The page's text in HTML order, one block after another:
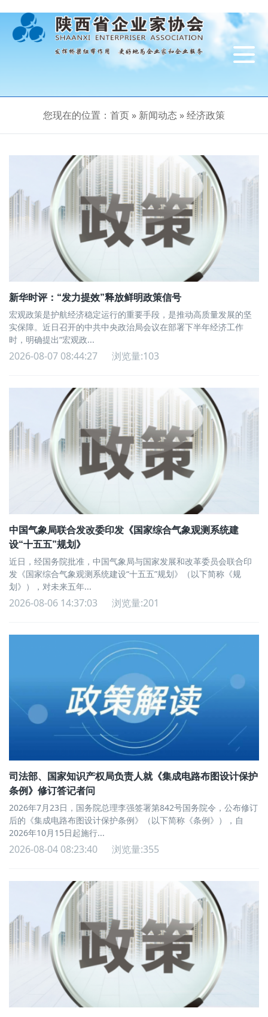
导
航
您现在的位置： 首页 » 新闻动态 »经济政策
新华时评：“发力提效”释放鲜明政策信号
宏观政策是护航经济稳定运行的重要手段，是推动高质量发展的坚
实保障。近日召开的中共中央政治局会议在部署下半年经济工作
时，明确提出“宏观政...
2026-08-07 08:44:27 浏览量:103
中国气象局联合发改委印发《国家综合气象观测系统建
设“十五五”规划》
近日，经国务院批准，中国气象局与国家发展和改革委员会联合印
发《国家综合气象观测系统建设“十五五”规划》（以下简称《规
划》），对未来五年...
2026-08-06 14:37:03 浏览量:201
司法部、国家知识产权局负责人就《集成电路布图设计保护
条例》修订答记者问
2026年7月23日，国务院总理李强签署第842号国务院令，公布修订
后的《集成电路布图设计保护条例》（以下简称《条例》），自
2026年10月15日起施行...
2026-08-04 08:23:40 浏览量:355